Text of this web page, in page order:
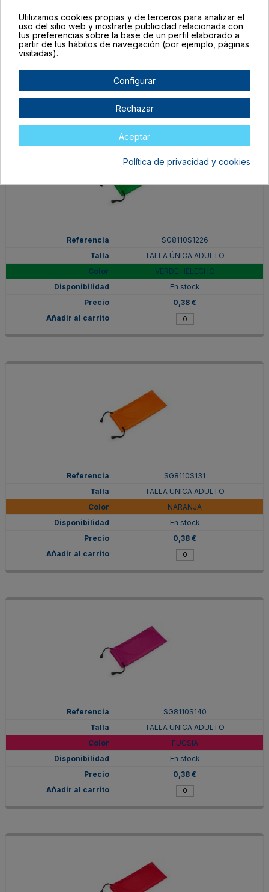
TALLA ÚNICA ADULTO
ROYAL
En stock
SG8110S1226
TALLA ÚNICA ADULTO
VERDE HELECHO
En stock
0,38 €
SG8110S131
TALLA ÚNICA ADULTO
NARANJA
En stock
0,38 €
SG8110S140
TALLA ÚNICA ADULTO
FUCSIA
En stock
0,38 €
Utilizamos cookies propias y de terceros para analizar el
uso del sitio web y mostrarte publicidad relacionada con
tus preferencias sobre la base de un perfil elaborado a
partir de tus hábitos de navegación (por ejemplo, páginas
visitadas).
Configurar
Rechazar
Aceptar
Política de privacidad y cookies